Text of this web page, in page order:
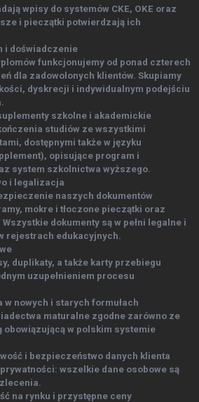
wpisy do systemów CKE, OKE oraz
i pieczątki potwierdzają ich
i doświadczenie
funkcjonujemy od ponad czterech
dla zadowolonych klientów. Skupiamy
dyskrecji i indywidualnym podejściu
szkolne i akademickie
studiów ze wszystkimi
dostępnymi także w języku
opisujące program i
system szkolnictwa wyższego.
i legalizacja
naszych dokumentów
mokre i tłoczone pieczątki oraz
dokumenty są w pełni legalne i
rejestrach edukacyjnych.
duplikaty, a także karty przebiegu
uzupełnieniem procesu
w nowych i starych formułach
maturalne zgodne zarówno ze
obowiązującą w polskim systemie
i bezpieczeństwo danych klienta
wszelkie dane osobowe są
na rynku i przystępne ceny